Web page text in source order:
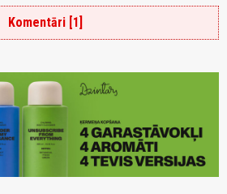
Komentāri [1]